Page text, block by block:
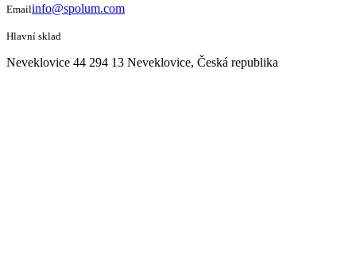
Emailinfo@spolum.com
Hlavní sklad
Neveklovice 44 294 13 Neveklovice, Česká republika